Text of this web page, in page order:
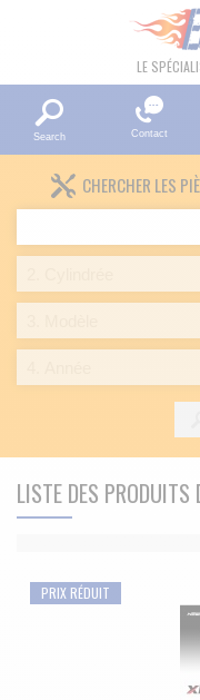
LE
Search Contact
CHERCHER LES
LISTE DES PRODUITS
PRIX RÉDUIT